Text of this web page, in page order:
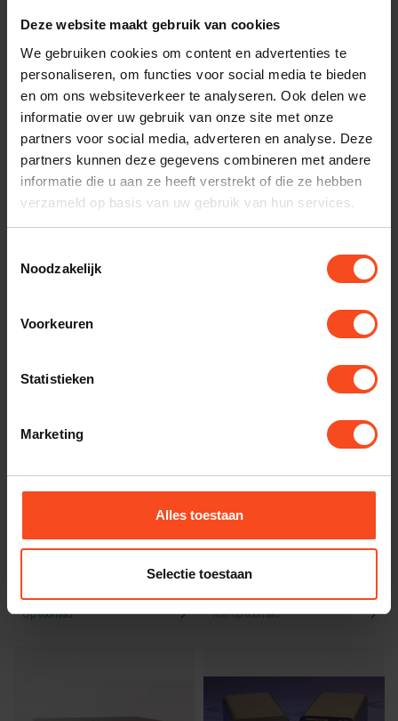
Deze website maakt gebruik van cookies
We gebruiken cookies om content en advertenties te
personaliseren, om functies voor social media te bieden
en om ons websiteverkeer te analyseren. Ook delen we
informatie over uw gebruik van onze site met onze
partners voor social media, adverteren en analyse. Deze
partners kunnen deze gegevens combineren met andere
informatie die u aan ze heeft verstrekt of die ze hebben
verzameld op basis van uw gebruik van hun services.
Noodzakelijk
Voorkeuren
Statistieken
Marketing
Alles toestaan
Selectie toestaan
Lehmannaudio
cube statement
Sugden
Atoll Electronique
Atoll P100 MM/MC
€150,00
Op voorraad
Lehmannaudio Black
Cube SE II
€999,00
Niet op voorraad